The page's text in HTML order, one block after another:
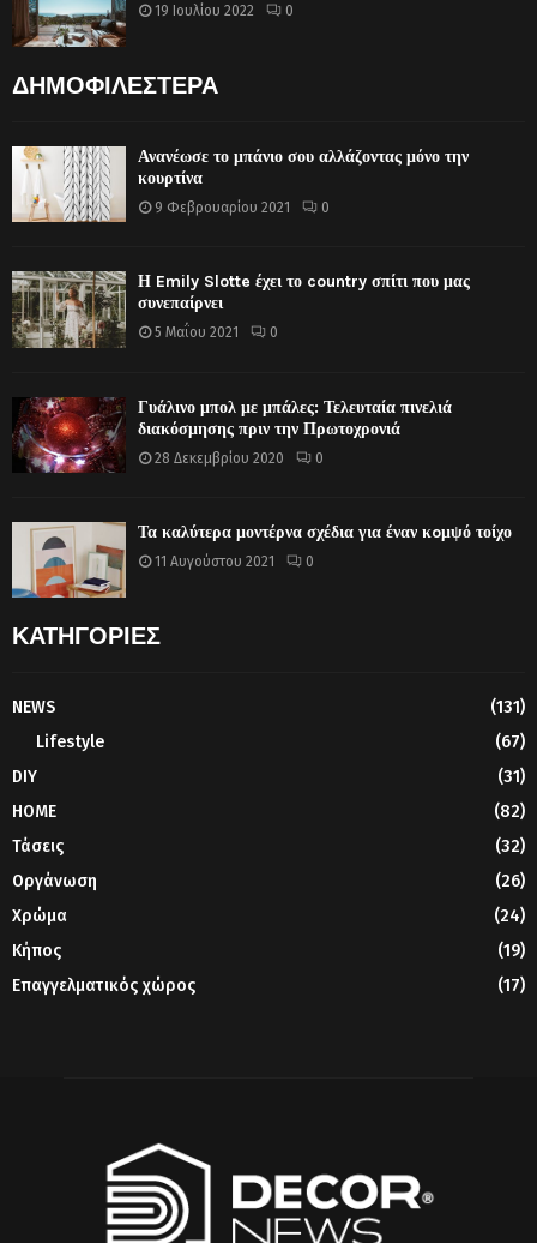
19 Ιουλίου 2022 0
ΔΗΜΟΦΙΛΕΣΤΕΡΑ
Ανανέωσε το μπάνιο σου αλλάζοντας μόνο την
κουρτίνα
9 Φεβρουαρίου 2021 0
Η Emily Slotte έχει το country σπίτι που μας
συνεπαίρνει
5 Μαΐου 2021 0
Γυάλινο μπολ με μπάλες: Τελευταία πινελιά
διακόσμησης πριν την Πρωτοχρονιά
28 Δεκεμβρίου 2020 0
Τα καλύτερα μοντέρνα σχέδια για έναν κoμψό τοίχο
11 Αυγούστου 2021 0
ΚΑΤΗΓΟΡΙΕΣ
NEWS
(131)
Lifestyle
(67)
DIY
(31)
HOME
(82)
Τάσεις
(32)
Οργάνωση
(26)
Χρώμα
(24)
Κήπος
(19)
Επαγγελματικός χώρος
(17)